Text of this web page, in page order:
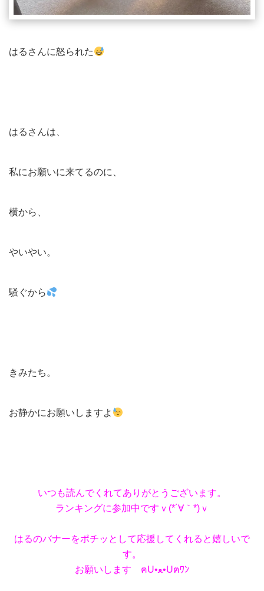
はるさんに怒られた
はるさんは、
私にお願いに来てるのに、
横から、
やいやい。
騒ぐから
きみたち。
お静かにお願いしますよ
いつも読んでくれてありがとうございます。
ランキングに参加中ですｖ(*´∀｀*)ｖ
はるのバナーをポチッとして応援してくれると嬉しいで
す。
お願いします ฅU•ﻌ•Uฅﾜﾝ